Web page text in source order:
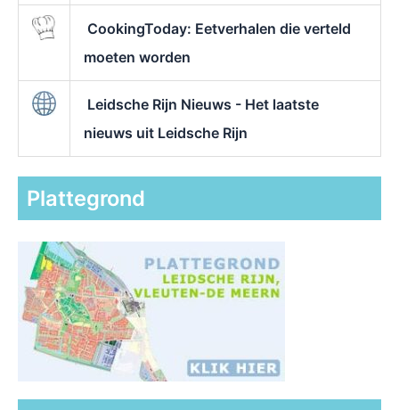
CookingToday: Eetverhalen die verteld
moeten worden
Leidsche Rijn Nieuws - Het laatste
nieuws uit Leidsche Rijn
Plattegrond